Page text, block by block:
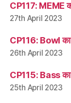
CP117: MEME
27th April 2023
CP116: Bowl का
26th April 2023
CP115: Bass का
25th April 2023